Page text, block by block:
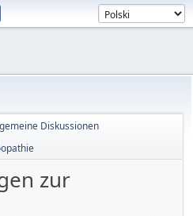
Diskussionen
zur